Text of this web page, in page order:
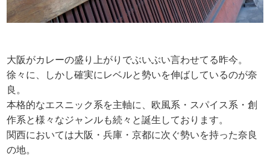
大阪がカレーの盛り上がりでぶいぶい言わせてる昨今。
徐々に、しかし確実にレベルと勢いを伸ばしているのが奈
良。
本格的なエスニック系を主軸に、欧風系・スパイス系・創
作系と様々なジャンルも続々と誕生しております。
関西においては大阪・兵庫・京都に次ぐ勢いを持った奈良
の地。